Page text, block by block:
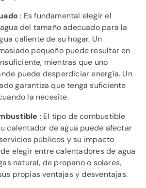
: Es fundamental elegir el
del tamaño adecuado para la
caliente de su hogar. Un
pequeño puede resultar en
mientras que uno
puede desperdiciar energía. Un
garantiza que tenga suficiente
la necesite.
: El tipo de combustible
calentador de agua puede afectar
públicos y su impacto
elegir entre calentadores de agua
natural, de propano o solares,
propias ventajas y desventajas.